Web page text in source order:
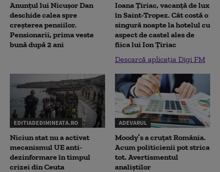
Anunțul lui Nicușor Dan
deschide calea spre
creșterea pensiilor.
Pensionarii, prima veste
bună după 2 ani
Ioana Țiriac, vacanță de lux
în Saint-Tropez. Cât costă o
singură noapte la hotelul cu
aspect de castel ales de
fiica lui Ion Țiriac
Descarcă aplicația Digi FM
EDITIADEDIMINEATA.RO
Niciun stat nu a activat
mecanismul UE anti-
dezinformare în timpul
crizei din Ceuta
ADEVARUL
Moody’s a cruțat România.
Acum politicienii pot strica
tot. Avertismentul
analiștilor